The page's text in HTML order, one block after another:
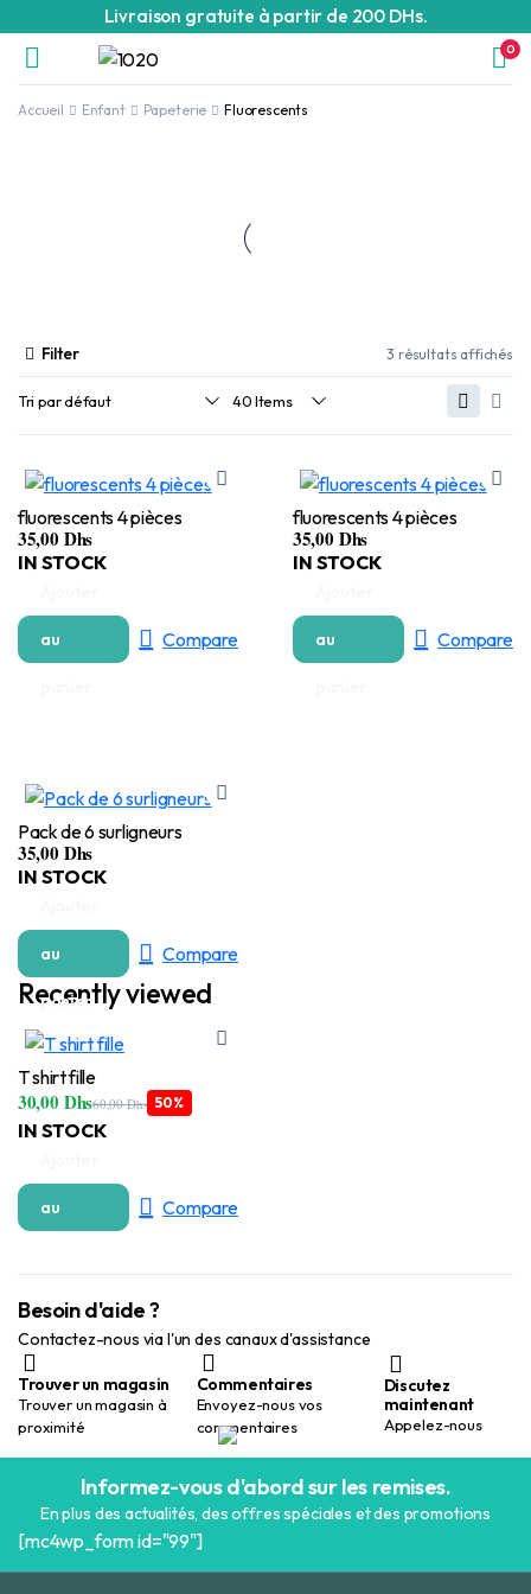
Livraison gratuite à partir de 200 DHs.
0
Accueil Enfant Papeterie Fluorescents
Filter 3 résultats affichés
fluorescents 4 pièces
35,00Dhs
IN STOCK
au Compare
fluorescents 4 pièces
35,00Dhs
IN STOCK
au Compare
Pack de 6 surligneurs
35,00Dhs
IN STOCK
au
panier
Compare
Recently viewed
T shirt fille
60,00Dhs
Le
30,00Dhs
Le
50%
IN STOCK
au Compare
Besoin d'aide ?
Contactez-nous via l'un des canaux d'assistance
Trouver un magasin
Trouver un magasin à
proximité
Commentaires
Envoyez-nous vos
commentaires
Discutez
maintenant
Appelez-nous
Informez-vous d'abord sur les remises.
En plus des actualités, des offres spéciales et des promotions
[mc4wp_form id="99"]